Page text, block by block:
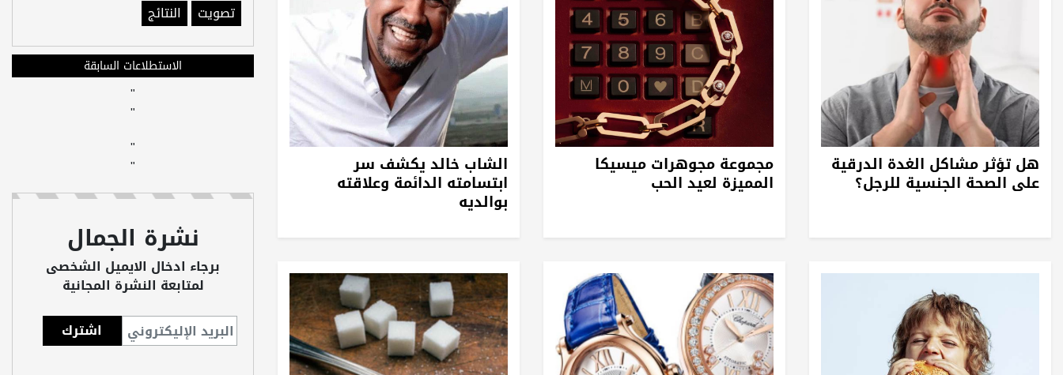
هل تؤثر مشاكل الغدة الدرقية
على الصحة الجنسية للرجل؟
مجموعة مجوهرات ميسيكا
المميزة لعيد الحب
الشاب خالد يكشف سر
ابتسامته الدائمة وعلاقته
بوالديه
تصويت
النتائج
الاستطلاعات السابقة
"
"
"
"
نشرة الجمال
برجاء ادخال الايميل الشخصى
لمتابعة النشرة المجانية